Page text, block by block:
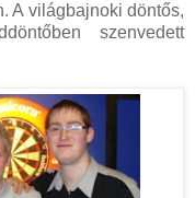
A világbajnoki döntős,
szenvedett